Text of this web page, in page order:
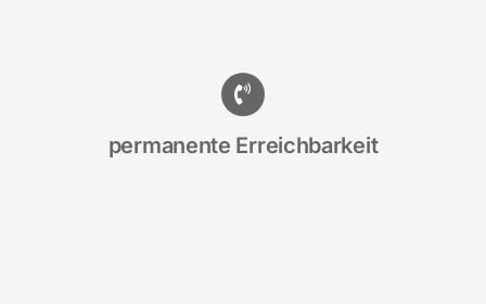
permanente Erreichbarkeit